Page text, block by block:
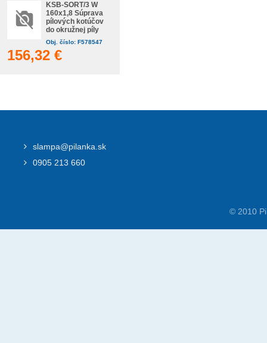
KSB-SORT/3 W
160x1,8 Súprava
pílových kotúčov
do okružnej píly
Obj. číslo: F578547
156,32 €
slampa@pilanka.sk
0905 213 660
© 2010